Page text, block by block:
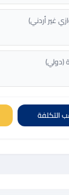
غير أردني)
(دولي)
التكلفة